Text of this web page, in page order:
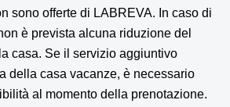
sono offerte di LABREVA. In caso di
è prevista alcuna riduzione del
casa. Se il servizio aggiuntivo
della casa vacanze, è necessario
al momento della prenotazione.